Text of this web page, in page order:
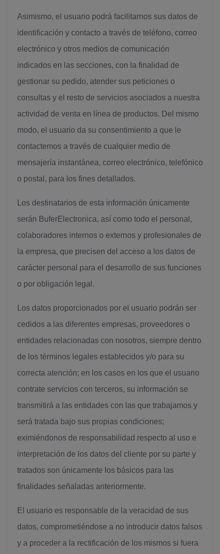
Asimismo, el usuario podrá facilitarnos sus datos de
identificación y contacto a través de teléfono, correo
electrónico y otros medios de comunicación
indicados en las secciones, con la finalidad de
gestionar su pedido, atender sus peticiones o
consultas y el resto de servicios asociados a nuestra
actividad de venta en línea de productos. Del mismo
modo, el usuario da su consentimiento a que le
contactemos a través de cualquier medio de
mensajería instantánea, correo electrónico, telefónico
o postal, para los fines detallados.
Los destinatarios de esta información únicamente
serán BuferElectronica, así como todo el personal,
colaboradores internos o externos y profesionales de
la empresa, que precisen del acceso a los datos de
carácter personal para el desarrollo de sus funciones
o por obligación legal.
Los datos proporcionados por el usuario podrán ser
cedidos a las diferentes empresas, proveedores o
entidades relacionadas con nosotros, siempre dentro
de los términos legales establecidos y/o para su
correcta atención; en los casos en los que el usuario
contrate servicios con terceros, su información se
transmitirá a las entidades con las que trabajamos y
será tratada bajo sus propias condiciones;
eximiéndonos de responsabilidad respecto al uso e
interpretación de los datos del cliente por su parte y
tratados son únicamente los básicos para las
finalidades señaladas anteriormente.
El usuario es responsable de la veracidad de sus
datos, comprometiéndose a no introducir datos falsos
y a proceder a la rectificación de los mismos si fuera